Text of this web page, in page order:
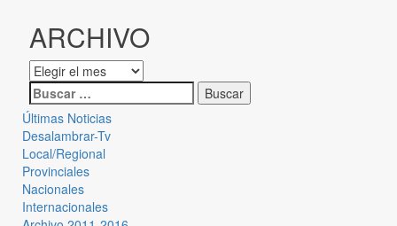
ARCHIVO
Últimas Noticias
Desalambrar-Tv
Local/Regional
Provinciales
Nacionales
Internacionales